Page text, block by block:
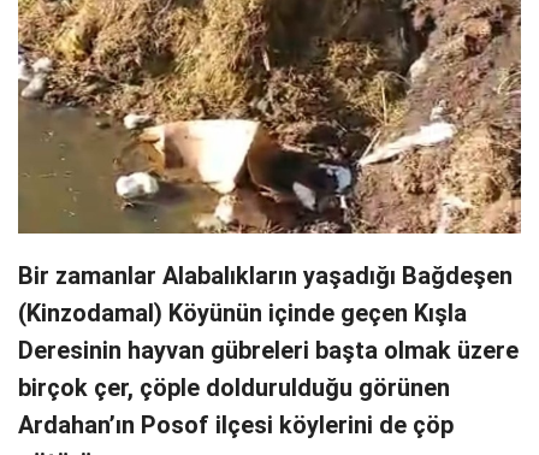
Bir zamanlar Alabalıkların yaşadığı Bağdeşen
(Kinzodamal) Köyünün içinde geçen Kışla
Deresinin hayvan gübreleri başta olmak üzere
birçok çer, çöple doldurulduğu görünen
Ardahan’ın Posof ilçesi köylerini de çöp